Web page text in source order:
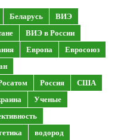
Беларусь
ВИЭ
ВИЭ в России
Европа
Евросоюз
Россия
США
Ученые
водород